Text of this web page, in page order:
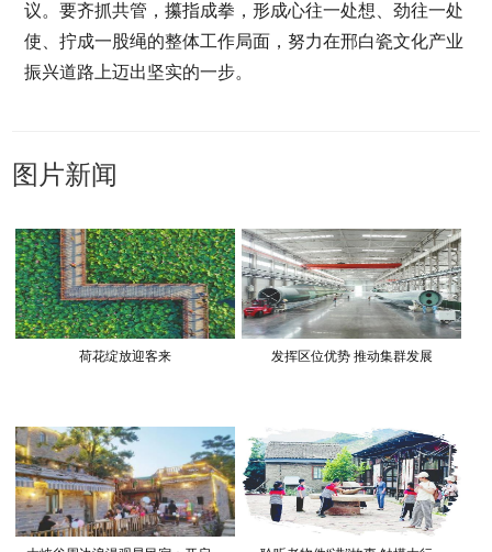
议。要齐抓共管，攥指成拳，形成心往一处想、劲往一处
使、拧成一股绳的整体工作局面，努力在邢白瓷文化产业
振兴道路上迈出坚实的一步。
图片新闻
荷花绽放迎客来 发挥区位优势 推动集群发展